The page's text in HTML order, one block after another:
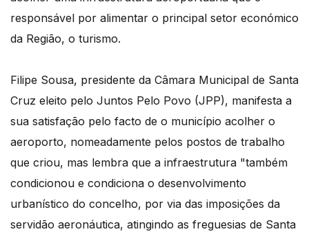
responsável por alimentar o principal setor económico
da Região, o turismo.
Filipe Sousa, presidente da Câmara Municipal de Santa
Cruz eleito pelo Juntos Pelo Povo (JPP), manifesta a
sua satisfação pelo facto de o município acolher o
aeroporto, nomeadamente pelos postos de trabalho
que criou, mas lembra que a infraestrutura "também
condicionou e condiciona o desenvolvimento
urbanístico do concelho, por via das imposições da
servidão aeronáutica, atingindo as freguesias de Santa